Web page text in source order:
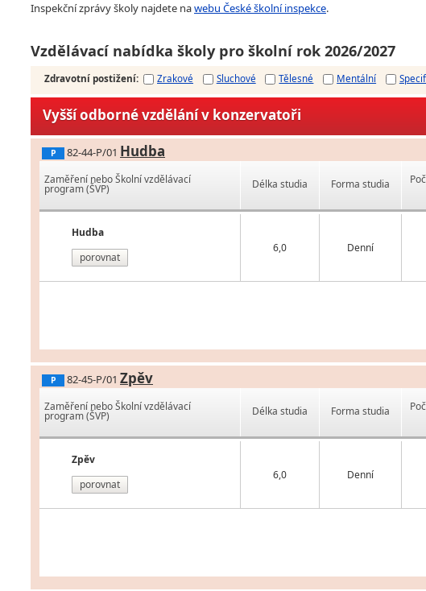
Inspekční zprávy školy najdete nawebu České školní inspekce.
Vzdělávací nabídka školy pro školní rok 2026/2027
Zdravotní postižení: Zrakové Sluchové Tělesné Mentální
Vyšší odborné vzdělání v konzervatoři
P 82-44-P/01 Hudba
Zaměření nebo Školní vzdělávací
program (ŠVP)
Hudba
porovnat
Délka studia Forma studia
6,0 Denní
P 82-45-P/01 Zpěv
Zaměření nebo Školní vzdělávací
program (ŠVP)
Zpěv
porovnat
Délka studia Forma studia
6,0 Denní